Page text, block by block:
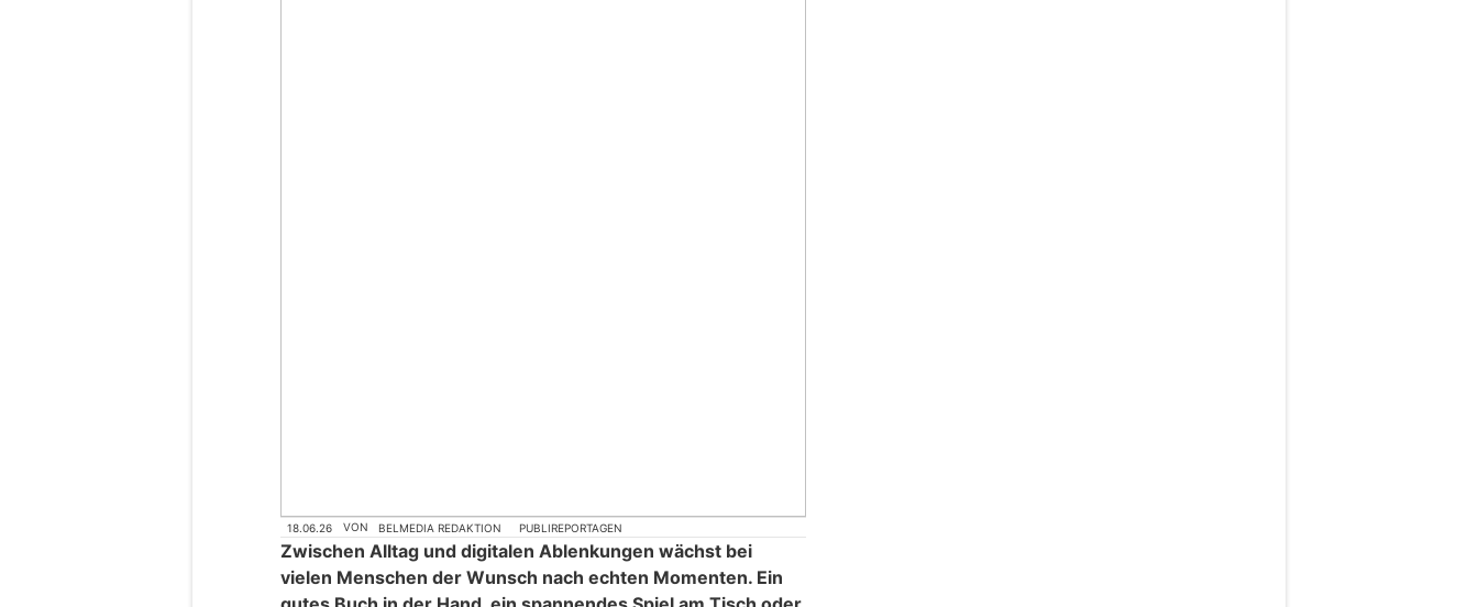
18.06.26 VON BELMEDIA REDAKTION PUBLIREPORTAGEN
Zwischen Alltag und digitalen Ablenkungen wächst bei
vielen Menschen der Wunsch nach echten Momenten. Ein